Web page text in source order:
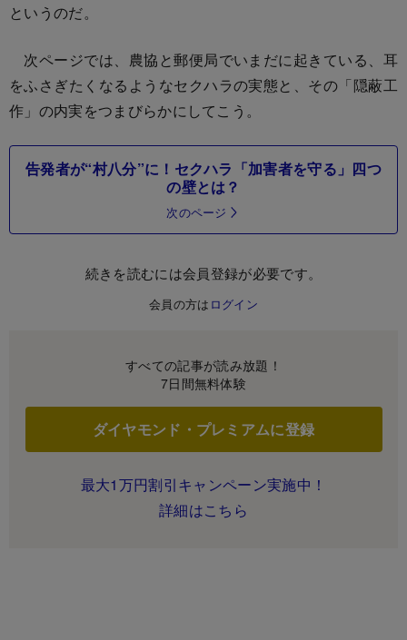
というのだ。
次ページでは、農協と郵便局でいまだに起きている、耳
をふさぎたくなるようなセクハラの実態と、その「隠蔽工
作」の内実をつまびらかにしてこう。
告発者が“村八分”に！セクハラ「加害者を守る」四つ
の壁とは？
次のページ
続きを読むには会員登録が必要です。
会員の方は ログイン
すべての記事が読み放題！
7日間無料体験
ダイヤモンド・プレミアムに登録
最大1万円割引キャンペーン実施中！
詳細はこちら